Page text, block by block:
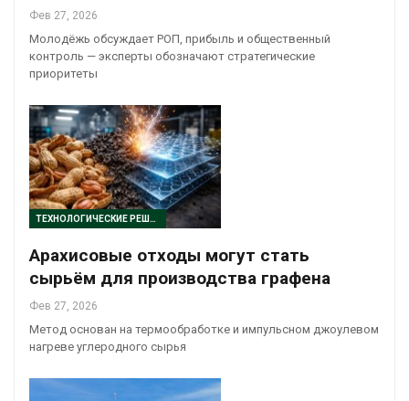
Фев 27, 2026
Молодёжь обсуждает РОП, прибыль и общественный
контроль — эксперты обозначают стратегические
приоритеты
ТЕХНОЛОГИЧЕСКИЕ РЕШЕНИЯ
Арахисовые отходы могут стать
сырьём для производства графена
Фев 27, 2026
Метод основан на термообработке и импульсном джоулевом
нагреве углеродного сырья